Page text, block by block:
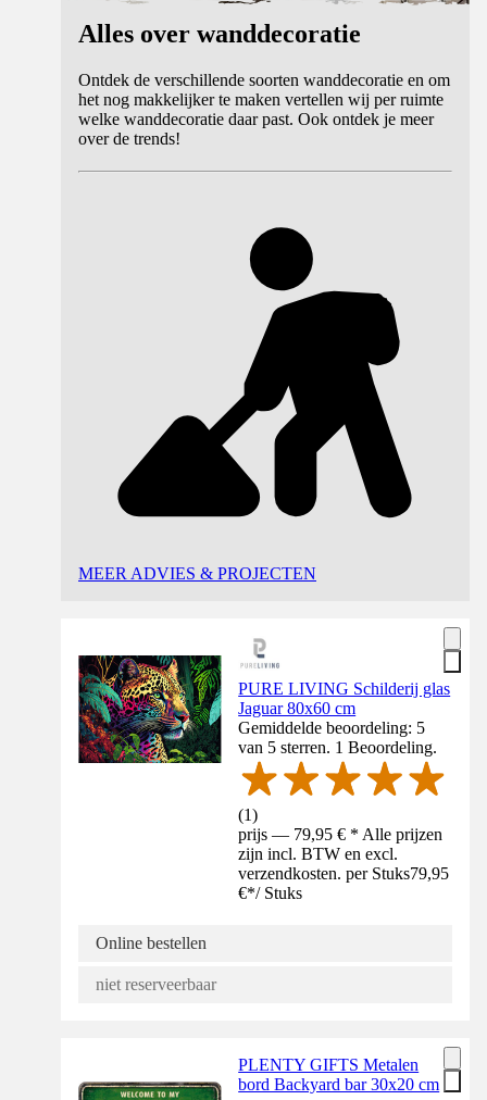
Alles over wanddecoratie
Ontdek de verschillende soorten wanddecoratie en om
het nog makkelijker te maken vertellen wij per ruimte
welke wanddecoratie daar past. Ook ontdek je meer
over de trends!
MEER ADVIES & PROJECTEN
PURE LIVING Schilderij glas
Jaguar 80x60 cm
Gemiddelde beoordeling: 5
van 5 sterren. 1 Beoordeling.
(1)
prijs — 79,95 € * Alle prijzen
zijn incl. BTW en excl.
verzendkosten. per Stuks79,95
€*/ Stuks
Online bestellen
niet reserveerbaar
PLENTY GIFTS Metalen
bord Backyard bar 30x20 cm